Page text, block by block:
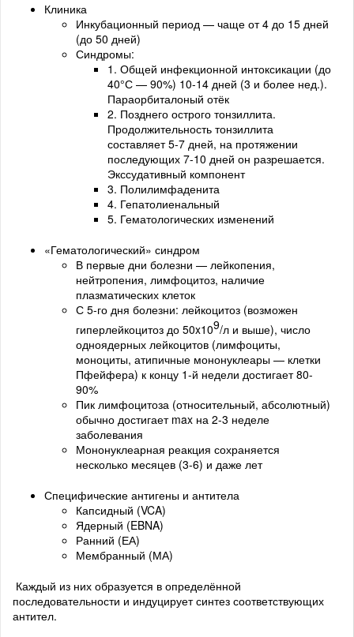
Клиника
Инкубационный период — чаще от 4 до 15 дней
(до 50 дней)
Синдромы:
1. Общей инфекционной интоксикации (до
40°С — 90%) 10-14 дней (3 и более нед.).
Параорбиталоный отёк
2. Позднего острого тонзиллита.
Продолжительность тонзиллита
составляет 5-7 дней, на протяжении
последующих 7-10 дней он разрешается.
Экссудативный компонент
3. Полилимфаденита
4. Гепатолиенальный
5. Гематологических изменений
«Гематологический» синдром
В первые дни болезни — лейкопения,
нейтропения, лимфоцитоз, наличие
плазматических клеток
С 5-го дня болезни: лейкоцитоз (возможен
гиперлейкоцитоз до 50x109/л и выше), число
одноядерных лейкоцитов (лимфоциты,
моноциты, атипичные мононуклеары — клетки
Пфейфера) к концу 1-й недели достигает 80-
90%
Пик лимфоцитоза (относительный, абсолютный)
обычно достигает max на 2-3 неделе
заболевания
Мононуклеарная реакция сохраняется
несколько месяцев (3-6) и даже лет
Специфические антигены и антитела
Капсидный (VCA)
Ядерный (EBNA)
Ранний (ЕА)
Мембранный (МА)
Каждый из них образуется в определённой
последовательности и индуцирует синтез соответствующих
антител.